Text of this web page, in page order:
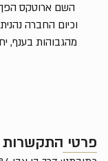
פרטי התקשרות
השם ארוטקס
וכיום החברה
מהגבוהות בענף,